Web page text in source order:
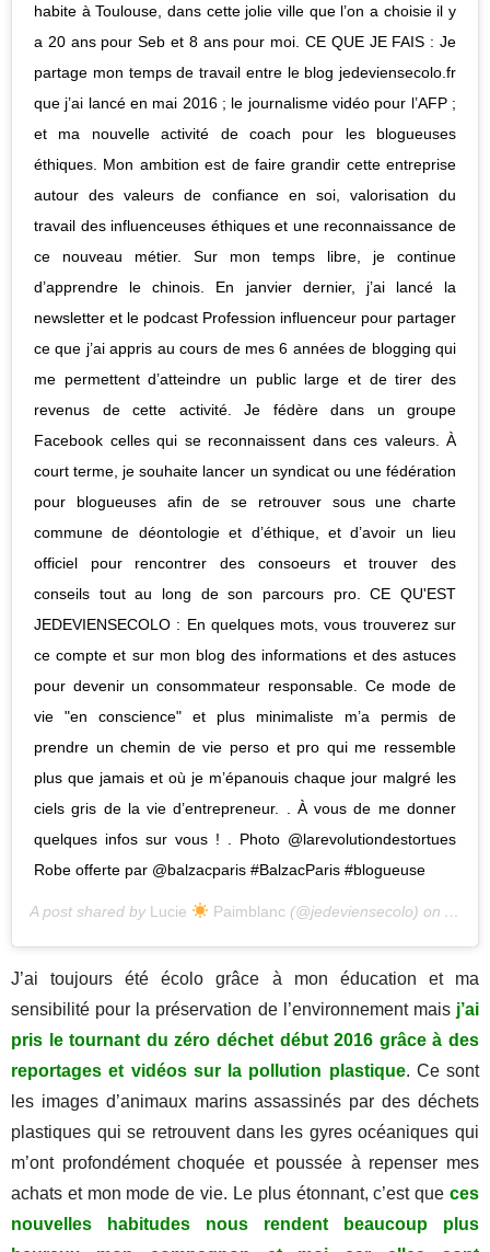
habite à Toulouse, dans cette jolie ville que l’on a choisie il y
a 20 ans pour Seb et 8 ans pour moi. CE QUE JE FAIS : Je
partage mon temps de travail entre le blog jedeviensecolo.fr
que j’ai lancé en mai 2016 ; le journalisme vidéo pour l’AFP ;
et ma nouvelle activité de coach pour les blogueuses
éthiques. Mon ambition est de faire grandir cette entreprise
autour des valeurs de confiance en soi, valorisation du
travail des influenceuses éthiques et une reconnaissance de
ce nouveau métier. Sur mon temps libre, je continue
d’apprendre le chinois. En janvier dernier, j’ai lancé la
newsletter et le podcast Profession influenceur pour partager
ce que j’ai appris au cours de mes 6 années de blogging qui
me permettent d’atteindre un public large et de tirer des
revenus de cette activité. Je fédère dans un groupe
Facebook celles qui se reconnaissent dans ces valeurs. À
court terme, je souhaite lancer un syndicat ou une fédération
pour blogueuses afin de se retrouver sous une charte
commune de déontologie et d’éthique, et d’avoir un lieu
officiel pour rencontrer des consoeurs et trouver des
conseils tout au long de son parcours pro. CE QU'EST
JEDEVIENSECOLO : En quelques mots, vous trouverez sur
ce compte et sur mon blog des informations et des astuces
pour devenir un consommateur responsable. Ce mode de
vie "en conscience" et plus minimaliste m’a permis de
prendre un chemin de vie perso et pro qui me ressemble
plus que jamais et où je m’épanouis chaque jour malgré les
ciels gris de la vie d’entrepreneur. . À vous de me donner
quelques infos sur vous ! . Photo @larevolutiondestortues
Robe offerte par @balzacparis #BalzacParis #blogueuse
A post shared by Lucie Paimblanc(@jedeviensecolo) on Apr
J’ai toujours été écolo grâce à mon éducation et ma
sensibilité pour la préservation de l’environnement mais j’ai
pris le tournant du zéro déchet début 2016 grâce à des
reportages et vidéos sur la pollution plastique. Ce sont
les images d’animaux marins assassinés par des déchets
plastiques qui se retrouvent dans les gyres océaniques qui
m’ont profondément choquée et poussée à repenser mes
achats et mon mode de vie. Le plus étonnant, c’est que ces
nouvelles habitudes nous rendent beaucoup plus